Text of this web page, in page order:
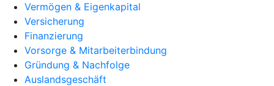
Vermögen & Eigenkapital
Versicherung
Finanzierung
Vorsorge & Mitarbeiterbindung
Gründung & Nachfolge
Auslandsgeschäft